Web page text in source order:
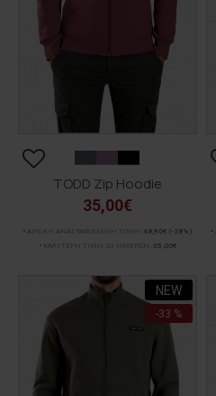
TODD Zip Hoodie
35,00€
ΑΡΧΙΚΗ ΑΝΑΓΡΑΦΟΜΕΝΗ ΤΙΜΗ: 48,90€ (-28%)
ΚΑΛΥΤΕΡΗ ΤΙΜΗ 30 ΗΜΕΡΩΝ:
35,00€
NEW
-33 %